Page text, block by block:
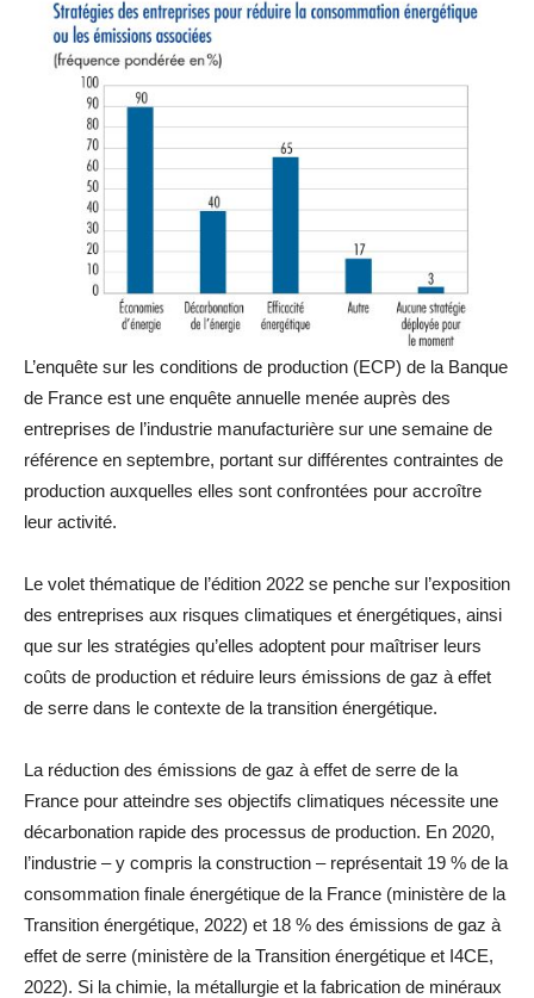
L’enquête sur les conditions de production (ECP) de la Banque
de France est une enquête annuelle menée auprès des
entreprises de l’industrie manufacturière sur une semaine de
référence en septembre, portant sur différentes contraintes de
production auxquelles elles sont confrontées pour accroître
leur activité.
Le volet thématique de l’édition 2022 se penche sur l’exposition
des entreprises aux risques climatiques et énergétiques, ainsi
que sur les stratégies qu’elles adoptent pour maîtriser leurs
coûts de production et réduire leurs émissions de gaz à effet
de serre dans le contexte de la transition énergétique.
La réduction des émissions de gaz à effet de serre de la
France pour atteindre ses objectifs climatiques nécessite une
décarbonation rapide des processus de production. En 2020,
l’industrie – y compris la construction – représentait 19 % de la
consommation finale énergétique de la France (ministère de la
Transition énergétique, 2022) et 18 % des émissions de gaz à
effet de serre (ministère de la Transition énergétique et I4CE,
2022). Si la chimie, la métallurgie et la fabrication de minéraux